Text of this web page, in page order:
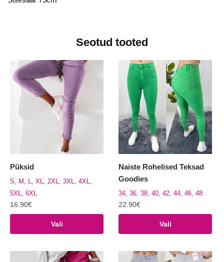
Seotud tooted
Püksid
S, M, L, XL, 2XL, 3XL, 4XL,
5XL, 6XL
16.90€
Vali
tootel
Naiste Rohelised Teksad
Goodies
34, 36, 38, 40, 42, 44, 46, 48
22.90€
Vali
tootel
mitu